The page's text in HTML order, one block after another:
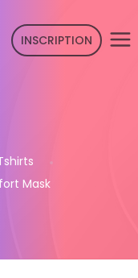
INSCRIPTION
Mask